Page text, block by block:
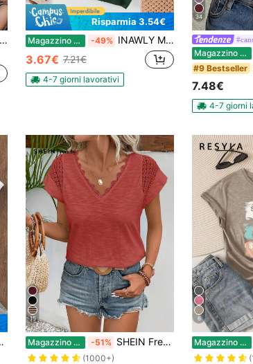
Risparmia 3.54€
Magazzino EU -49% INAWLY Maglietta casual a maniche corte da donna con collo rotondo, grafica a cuore e stampa leopardata
3.67€ 7.21€
4-7 giorni lavorativi
34
Magazzino EU
#9 Bestseller
7.48€
4-7 giorni
15
Magazzino EU -51% SHEIN Frenchy Maglietta A Maniche Corte Con Lavorazione A Merletto A Patchwork
(1000+)
6
Magazzino EU